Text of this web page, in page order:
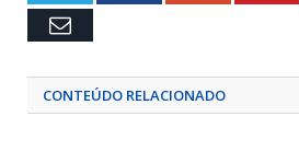
Email
CONTEÚDO RELACIONADO